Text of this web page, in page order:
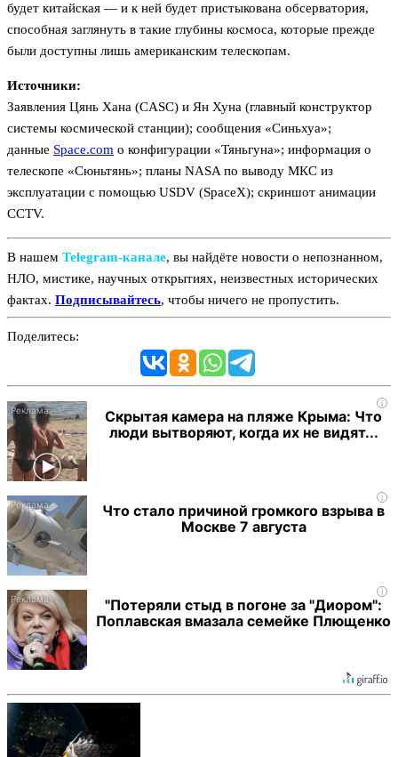
будет китайская — и к ней будет пристыкована обсерватория,
способная заглянуть в такие глубины космоса, которые прежде
были доступны лишь американским телескопам.
Источники:
Заявления Цянь Хана (CASC) и Ян Хуна (главный конструктор
системы космической станции); сообщения «Синьхуа»;
данные Space.com о конфигурации «Тяньгуна»; информация о
телескопе «Сюньтянь»; планы NASA по выводу МКС из
эксплуатации с помощью USDV (SpaceX); скриншот анимации
CCTV.
В нашем Telegram‑канале, вы найдёте новости о непознанном,
НЛО, мистике, научных открытиях, неизвестных исторических
фактах. Подписывайтесь, чтобы ничего не пропустить.
Поделитесь:
i
Скрытая камера на пляже Крыма: Что
люди вытворяют, когда их не видят...
i
Что стало причиной громкого взрыва в
Москве 7 августа
i
"Потеряли стыд в погоне за "Диором":
Поплавская вмазала семейке Плющенко